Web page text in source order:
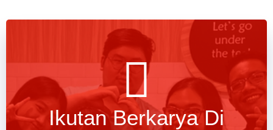
Ikutan Berkarya Di